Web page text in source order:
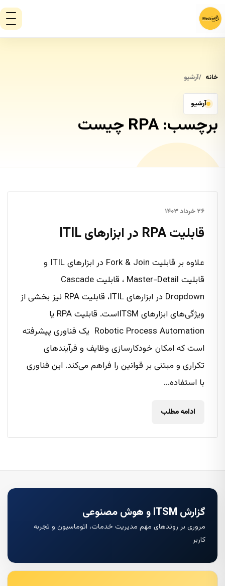
خانه آرشیو
آرشیو
برچسب:RPA چیست
۲۶ خرداد ۱۴۰۳
قابلیت RPA در ابزارهای ITIL
علاوه بر قابلیت‌ Fork & Join در ابزارهای ITIL و
قابلیت Master-Detail ، قابلیت Cascade
Dropdown در ابزارهای ITIL، قابلیت RPA نیز بخشی از
ویژگی‌های ابزارهای ITSM‌است. قابلیت RPA یا
Robotic Process Automation یک فناوری پیشرفته
است که امکان خودکارسازی وظایف و فرآیندهای
تکراری و مبتنی بر قوانین را فراهم می‌کند. این فناوری
با استفاده...
ادامه مطلب
گزارش ITSM و هوش مصنوعی
مروری بر روندهای مهم مدیریت خدمات، اتوماسیون و تجربه
کاربر